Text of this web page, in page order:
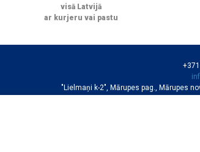
visā Latvijā
ar kurjeru vai pastu
"Lielmaņi k-2", Mārupes pag., Mārupes